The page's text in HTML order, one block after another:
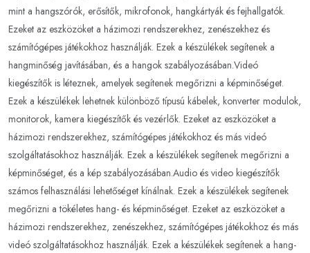
mint a hangszórók, erősítők, mikrofonok, hangkártyák és fejhallgatók.
Ezeket az eszközöket a házimozi rendszerekhez, zenészekhez és
számítógépes játékokhoz használják. Ezek a készülékek segítenek a
hangminőség javításában, és a hangok szabályozásában.Videó
kiegészítők is léteznek, amelyek segítenek megőrizni a képminőséget.
Ezek a készülékek lehetnek különböző típusú kábelek, konverter modulok,
monitorok, kamera kiegészítők és vezérlők. Ezeket az eszközöket a
házimozi rendszerekhez, számítógépes játékokhoz és más videó
szolgáltatásokhoz használják. Ezek a készülékek segítenek megőrizni a
képminőséget, és a kép szabályozásában.Audio és video kiegészítők
számos felhasználási lehetőséget kínálnak. Ezek a készülékek segítenek
megőrizni a tökéletes hang- és képminőséget. Ezeket az eszközöket a
házimozi rendszerekhez, zenészekhez, számítógépes játékokhoz és más
videó szolgáltatásokhoz használják. Ezek a készülékek segítenek a hang-